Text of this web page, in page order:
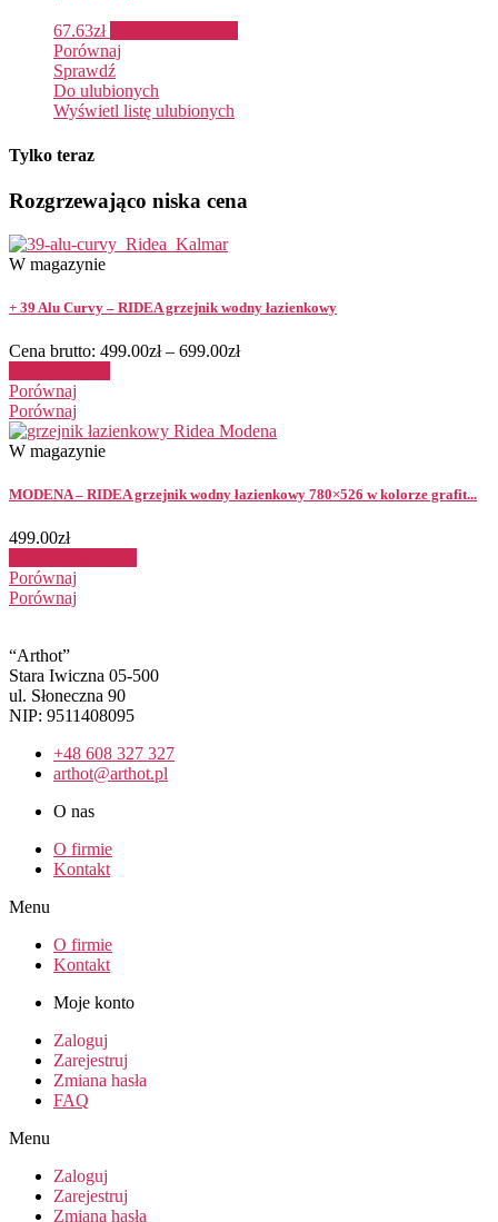
67.63zł
Porównaj
Sprawdź
Do ulubionych
Wyświetl listę ulubionych
Tylko teraz
Rozgrzewająco niska cena
W magazynie
+ 39 Alu Curvy – RIDEA grzejnik wodny łazienkowy
Cena brutto: 499.00zł– 699.00zł
Porównaj
Porównaj
W magazynie
MODENA – RIDEA grzejnik wodny łazienkowy 780×526 w kolorze grafit...
499.00zł
Porównaj
Porównaj
“Arthot”
Stara Iwiczna 05-500
ul. Słoneczna 90
NIP: 9511408095
+48 608 327 327
arthot@arthot.pl
O nas
O firmie
Kontakt
Menu
O firmie
Kontakt
Moje konto
Zaloguj
Zarejestruj
Zmiana hasła
FAQ
Menu
Zaloguj
Zarejestruj
Zmiana hasła